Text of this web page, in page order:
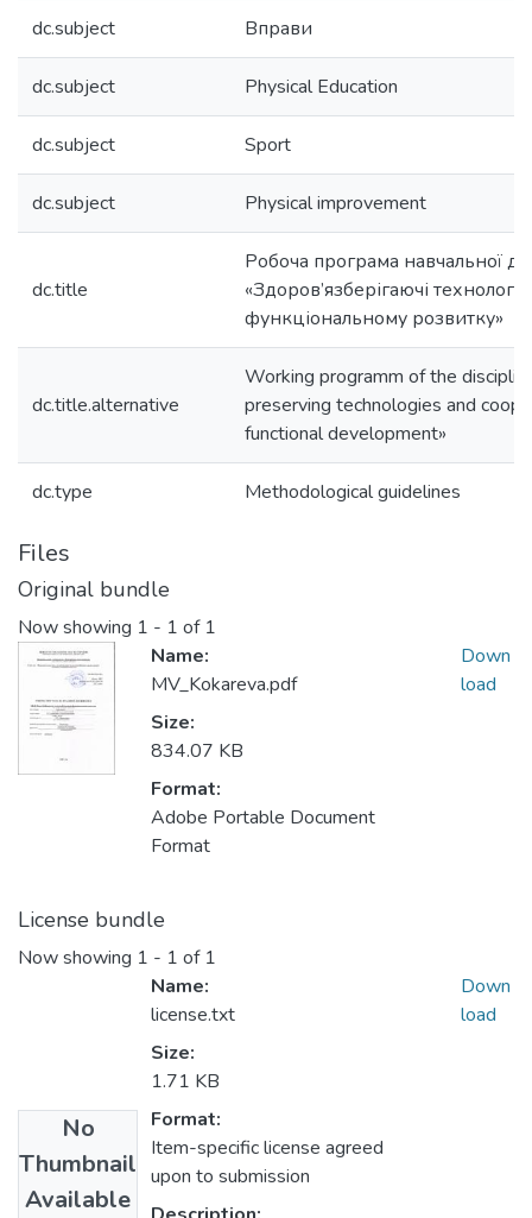
dc.subject Вправи
dc.subject Physical Education
dc.subject Sport
dc.subject Physical improvement
dc.title
Робоча програма навчальної
«Здоров’язберігаючі технології
функціональному розвитку»
dc.title.alternative
Working programm of the
preserving technologies and
functional development»
dc.type Methodological guidelines
Files
Original bundle
Now showing 1 - 1 of 1
Name:
MV_Kokareva.pdf
Size:
834.07 KB
Format:
Adobe Portable Document
Format
Down
load
License bundle
Now showing 1 - 1 of 1
No
Thumbnail
Available
Name:
license.txt
Size:
1.71 KB
Format:
Item-specific license agreed
upon to submission
Down
load